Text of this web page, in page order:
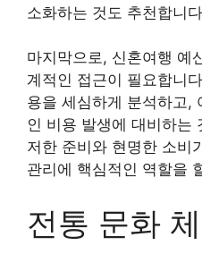
소화하는 것도 추천합니
마지막으로, 신혼여행 예
계적인 접근이 필요합니
용을 세심하게 분석하고,
인 비용 발생에 대비하는
저한 준비와 현명한 소비
관리에 핵심적인 역할을
전통 문화